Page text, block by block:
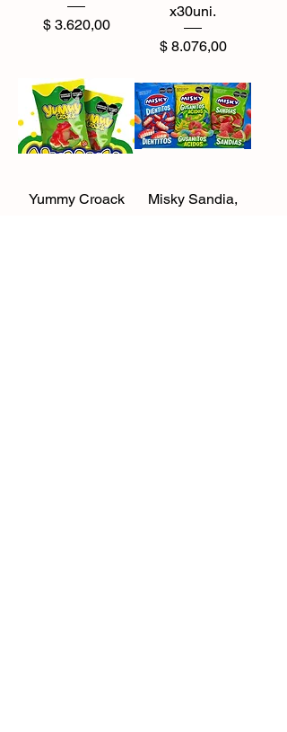
Precio
$ 3.620,00
x30uni.
Precio
$ 8.076,00
Yummy Croack
Misky Sandia,